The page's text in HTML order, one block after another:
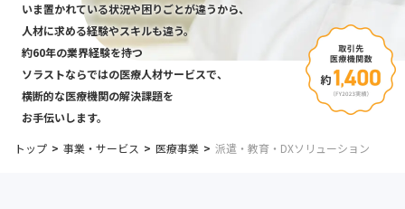
いま置かれている状況や困りごとが違うから、
人材に求める経験やスキルも違う。
約60年の業界経験を持つ
ソラストならではの医療人材サービスで、
横断的な医療機関の解決課題を
お手伝いします。
トップ
事業・サービス 医療事業 派遣・教育・DXソリューション